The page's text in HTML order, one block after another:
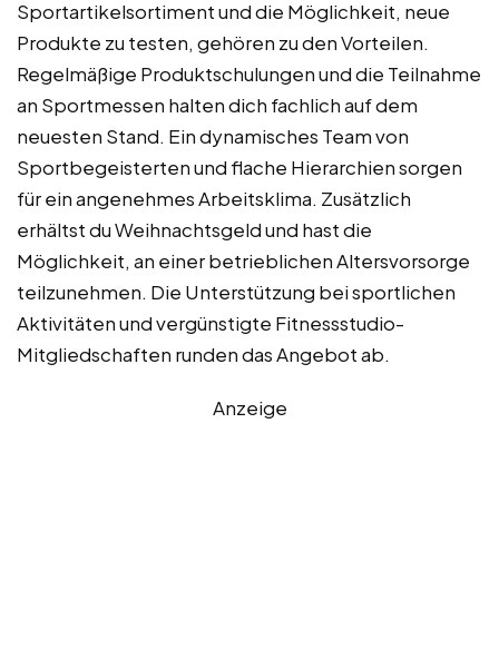
Sportartikelsortiment und die Möglichkeit, neue
Produkte zu testen, gehören zu den Vorteilen.
Regelmäßige Produktschulungen und die Teilnahme
an Sportmessen halten dich fachlich auf dem
neuesten Stand. Ein dynamisches Team von
Sportbegeisterten und flache Hierarchien sorgen
für ein angenehmes Arbeitsklima. Zusätzlich
erhältst du Weihnachtsgeld und hast die
Möglichkeit, an einer betrieblichen Altersvorsorge
teilzunehmen. Die Unterstützung bei sportlichen
Aktivitäten und vergünstigte Fitnessstudio-
Mitgliedschaften runden das Angebot ab.
Anzeige